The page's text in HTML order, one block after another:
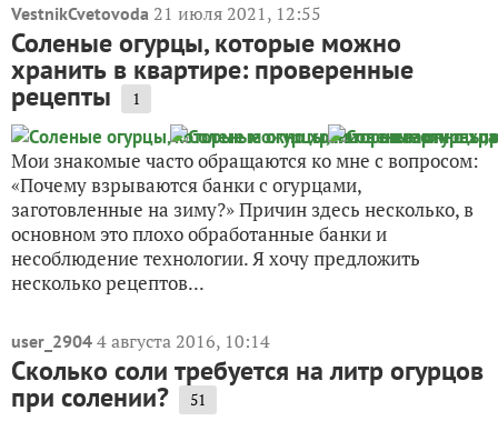
VestnikCvetovoda 21 июля 2021, 12:55
Соленые огурцы, которые можно
хранить в квартире: проверенные
рецепты 1
Мои знакомые часто обращаются ко мне с вопросом:
«Почему взрываются банки с огурцами,
заготовленные на зиму?» Причин здесь несколько, в
основном это плохо обработанные банки и
несоблюдение технологии. Я хочу предложить
несколько рецептов...
user_2904 4 августа 2016, 10:14
Сколько соли требуется на литр огурцов
при солении? 51